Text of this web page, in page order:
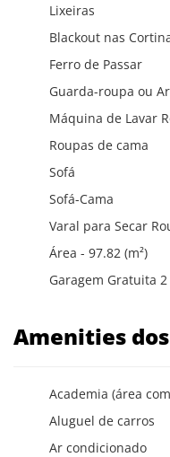
Lixeiras
Blackout nas
Ferro de Passar
Guarda-roupa ou
Máquina de Lavar
Roupas de cama
Sofá
Sofá-Cama
Varal para Secar
Área - 97.82 (m²)
Garagem Gratuita 2
Amenities
Academia (área
Aluguel de carros
Ar condicionado